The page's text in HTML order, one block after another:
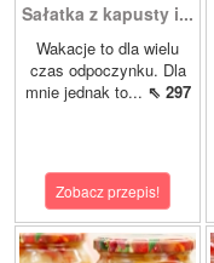
Sałatka z kapusty i...
Wakacje to dla wielu
czas odpoczynku. Dla
mnie jednak to... ⇖ 297
Zobacz przepis!